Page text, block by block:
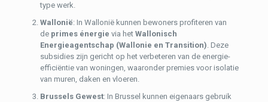
type werk.
Wallonië: In Wallonië kunnen bewoners profiteren van
de primes énergie via het Wallonisch
Energieagentschap (Wallonie en Transition). Deze
subsidies zijn gericht op het verbeteren van de energie-
efficiëntie van woningen, waaronder premies voor isolatie
van muren, daken en vloeren.
Brussels Gewest: In Brussel kunnen eigenaars gebruik